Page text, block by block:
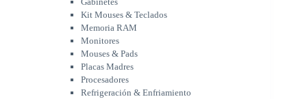
Procesadores
Refrigeración & Enfriamiento
Tarjetas Gráficas
Teclados
Equipos NUC
Equipos OEM & Pre-Ensamblados
Licencias & Softwares
Kit Mouses & Teclados
Memoria RAM
Monitores
Mouses & Pads
Placas Madres
Procesadores
Refrigeración & Enfriamiento